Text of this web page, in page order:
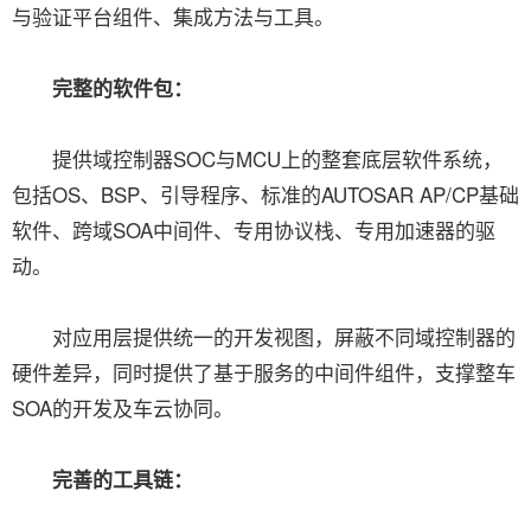
与验证平台组件、集成方法与工具。
完整的软件包：
提供域控制器SOC与MCU上的整套底层软件系统，
包括OS、BSP、引导程序、标准的AUTOSAR AP/CP基础
软件、跨域SOA中间件、专用协议栈、专用加速器的驱
动。
对应用层提供统一的开发视图，屏蔽不同域控制器的
硬件差异，同时提供了基于服务的中间件组件，支撑整车
SOA的开发及车云协同。
完善的工具链：